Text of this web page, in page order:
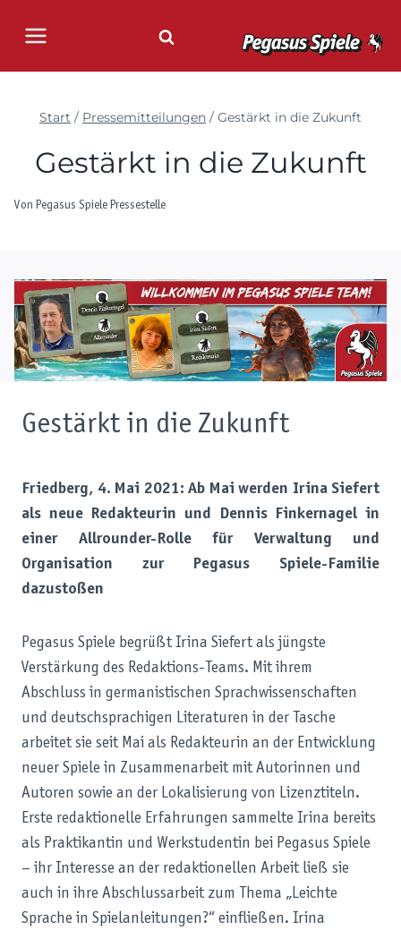
Inhalt
Start / Pressemitteilungen / Gestärkt in die Zukunft
Gestärkt in die Zukunft
Von Pegasus Spiele Pressestelle
Gestärkt in die Zukunft
Friedberg, 4. Mai 2021: Ab Mai werden Irina Siefert
als neue Redakteurin und Dennis Finkernagel in
einer Allrounder-Rolle für Verwaltung und
Organisation zur Pegasus Spiele-Familie
dazustoßen
Pegasus Spiele begrüßt Irina Siefert als jüngste
Verstärkung des Redaktions-Teams. Mit ihrem
Abschluss in germanistischen Sprachwissenschaften
und deutschsprachigen Literaturen in der Tasche
arbeitet sie seit Mai als Redakteurin an der Entwicklung
neuer Spiele in Zusammenarbeit mit Autorinnen und
Autoren sowie an der Lokalisierung von Lizenztiteln.
Erste redaktionelle Erfahrungen sammelte Irina bereits
als Praktikantin und Werkstudentin bei Pegasus Spiele
– ihr Interesse an der redaktionellen Arbeit ließ sie
auch in ihre Abschlussarbeit zum Thema „Leichte
Sprache in Spielanleitungen?“ einfließen. Irina